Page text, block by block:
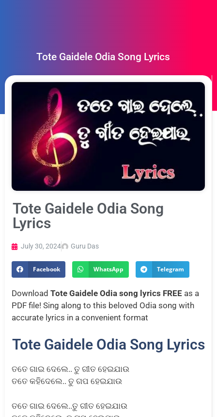
Tote Gaidele Odia Song Lyrics
Tote Gaidele Odia Song
Lyrics
July 30, 2024 Guru Das
Facebook WhatsApp Telegram
Download Tote Gaidele Odia song lyrics FREE as a
PDF file! Sing along to this beloved Odia song with
accurate lyrics in a convenient format
Tote Gaidele Odia Song Lyrics
ତତେ ଗାଇ ଦେଲେ.. ତୁ ଗୀତ ହେଇଯାଉ
ତତେ କହିଦେଲେ.. ତୁ ଗପ ହେଇଯାଉ
ତତେ ଗାଇ ଦେଲେ..ତୁ ଗୀତ ହେଇଯାଉ